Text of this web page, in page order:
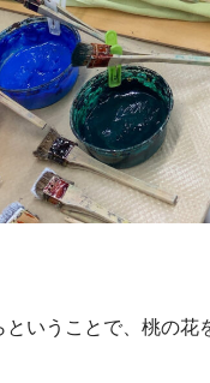
いうことで、桃の花